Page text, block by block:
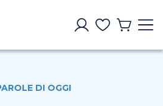
DI OGGI